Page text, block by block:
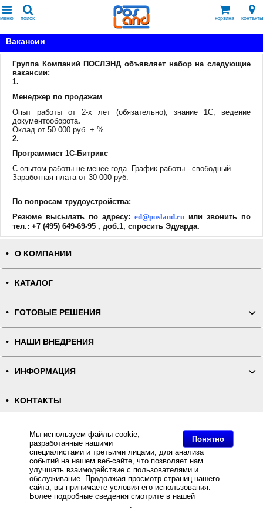
Понятно
Мы используем файлы cookie,
разработанные нашими
специалистами и третьими лицами, для анализа
событий на нашем веб-сайте, что позволяет нам
улучшать взаимодействие с пользователями и
обслуживание. Продолжая просмотр страниц нашего
сайта, вы принимаете условия его использования.
Более подробные сведения смотрите в нашей
.
меню поиск корзина контакты
Вакансии
Группа Компаний ПОСЛЭНД объявляет набор на следующие
вакансии:
1.
Менеджер по продажам
Опыт работы от 2-х лет (обязательно), знание 1С, ведение
документооборота.
Оклад от 50 000 руб. + %
2.
Программист 1С-Битрикс
C опытом работы не менее года. График работы - свободный.
Заработная плата от 30 000 руб.
По вопросам трудоустройства:
Резюме высылать по адресу: ed@posland.ru или звонить по
тел.: +7 (495) 649-69-95 , доб.1, спросить Эдуарда.
О КОМПАНИИ
КАТАЛОГ
ГОТОВЫЕ РЕШЕНИЯ
НАШИ ВНЕДРЕНИЯ
ИНФОРМАЦИЯ
КОНТАКТЫ
ПОЛНАЯ ВЕРСИЯ
Интернет-магазин "ПОСЛЭНД" - торгового оборудования, оборудования для автоматизации общепита и
торговли, расходных материалов
Все права защищены, ООО "ПОСЛЭНД" © 2008-2026.
Политика конфиденциальности
Основное: Вакансии компании ПОСЛЭНД, Вакансии, Приглашаем Вас на работу в нашу компанию!
Список актуальных вакансий смотрите на этой странице..